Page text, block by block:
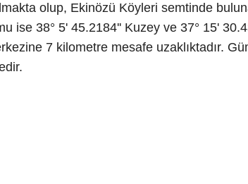
olup, Ekinözü Köyleri semtinde
ise 38° 5' 45.2184'' Kuzey ve 37° 15'
7 kilometre mesafe uzaklıktadır.